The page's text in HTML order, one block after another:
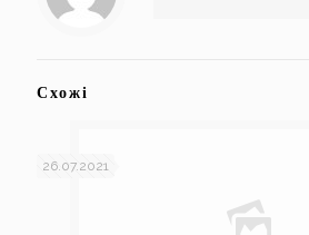
Схожі
26.07.2021